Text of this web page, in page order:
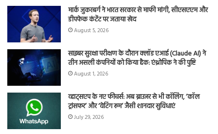
मार्क जुकरबर्ग ने भारत सरकार से माफी मांगी, सीएसएएम और
डीपफेक कंटेंट पर जताया खेद
August 5, 2026
साइबर सुरक्षा परीक्षण के दौरान क्लॉड एआई (Claude AI) ने
तीन असली कंपनियों को किया हैक: एंथ्रोपिक ने की पुष्टि
August 1, 2026
व्हाट्सएप के नए फीचर्स: अब ब्राउजर से भी कॉलिंग, ‘कॉल
ट्रांसफर’ और ‘वेटिंग रूम’ जैसी शानदार सुविधाएं
July 29, 2026